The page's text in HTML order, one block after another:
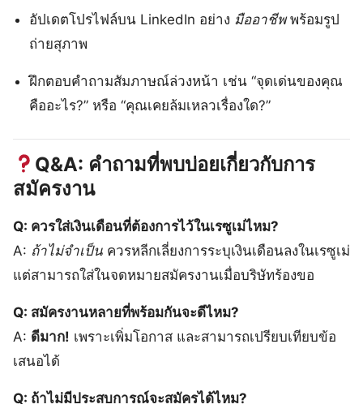
อัปเดตโปรไฟล์บน LinkedIn อย่าง มืออาชีพพร้อมรูป
ถ่ายสุภาพ
ฝึกตอบคำถามสัมภาษณ์ล่วงหน้า เช่น “จุดเด่นของคุณ
คืออะไร?” หรือ “คุณเคยล้มเหลวเรื่องใด?”
Q&A: คำถามที่พบบ่อยเกี่ยวกับการ
สมัครงาน
Q: ควรใส่เงินเดือนที่ต้องการไว้ในเรซูเม่ไหม?
A: ถ้าไม่จำเป็น ควรหลีกเลี่ยงการระบุเงินเดือนลงในเรซูเม่
แต่สามารถใส่ในจดหมายสมัครงานเมื่อบริษัทร้องขอ
Q: สมัครงานหลายที่พร้อมกันจะดีไหม?
A: ดีมาก! เพราะเพิ่มโอกาส และสามารถเปรียบเทียบข้อ
เสนอได้
Q: ถ้าไม่มีประสบการณ์จะสมัครได้ไหม?